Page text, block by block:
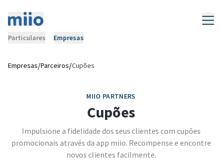
Particulares Empresas
Empresas/Parceiros/Cupões
MIIO PARTNERS
Cupões
Impulsione a fidelidade dos seus clientes com cupões
promocionais através da app miio. Recompense e encontre
novos clientes facilmente.